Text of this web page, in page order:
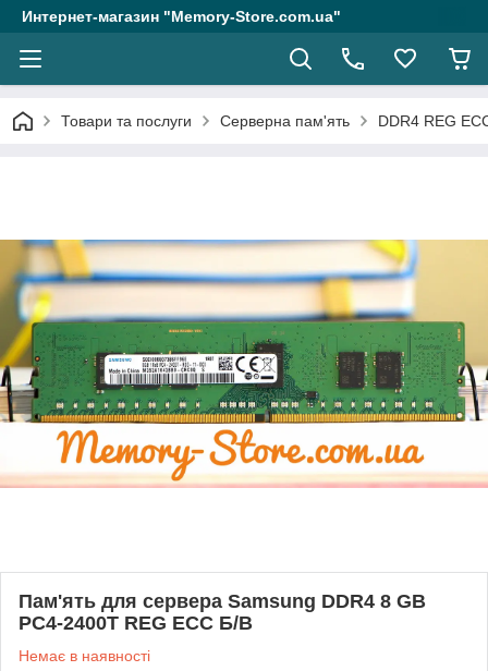
Интернет-магазин "Memory-Store.com.ua"
Товари та послуги Серверна пам'ять DDR4 REG
Пам'ять для сервера Samsung DDR4 8 GB
PC4-2400T REG ECC Б/В
Немає в наявності